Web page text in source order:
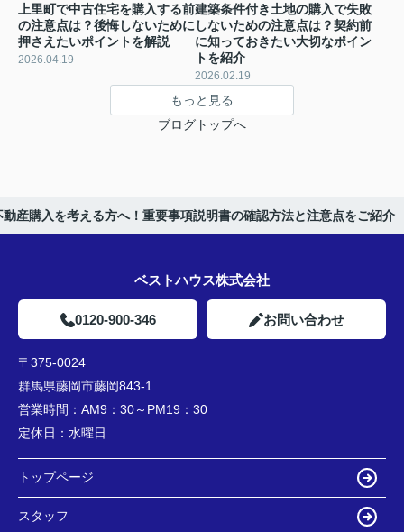
上里町で中古住宅を購入する前
の注意点は？後悔しないために
押さえたいポイントを解説
2026.04.19
建築条件付き土地の購入で失敗
しないための注意点は？契約前
に知っておきたい大切なポイン
トを紹介
2026.02.19
もっと見る
ブログトップへ
動産購入を考える方へ！重要事項説明書の確認方法と注意点をご紹介
ベストハウス株式会社
0120-900-346 お問い合わせ
〒375-0024
群馬県藤岡市藤岡843-1
営業時間： AM9：30～PM19：30
定休日： 水曜日
トップページ
スタッフ